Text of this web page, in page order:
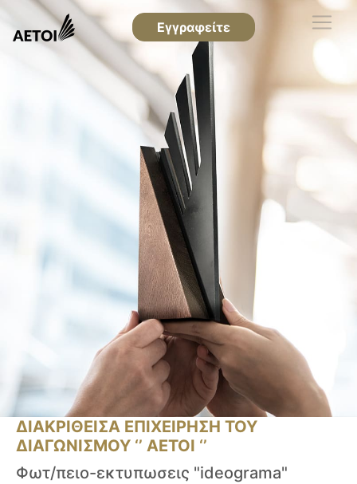
Εγγραφείτε
ΔΙΑΚΡΙΘΕΙΣΑ ΕΠΙΧΕΙΡΗΣΗ ΤΟΥ
ΔΙΑΓΩΝΙΣΜΟΥ ‘’ ΑΕΤΟΙ ‘’
Φωτ/πειο-εκτυπωσεις "ideograma"